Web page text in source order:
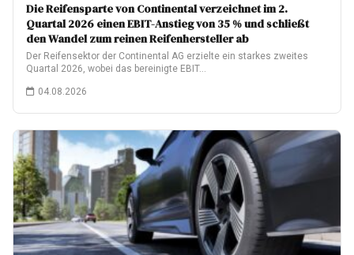
Die Reifensparte von Continental verzeichnet im 2.
Quartal 2026 einen EBIT-Anstieg von 35 % und schließt
den Wandel zum reinen Reifenhersteller ab
Der Reifensektor der Continental AG erzielte ein starkes zweites
Quartal 2026, wobei das bereinigte EBIT…
04.08.2026